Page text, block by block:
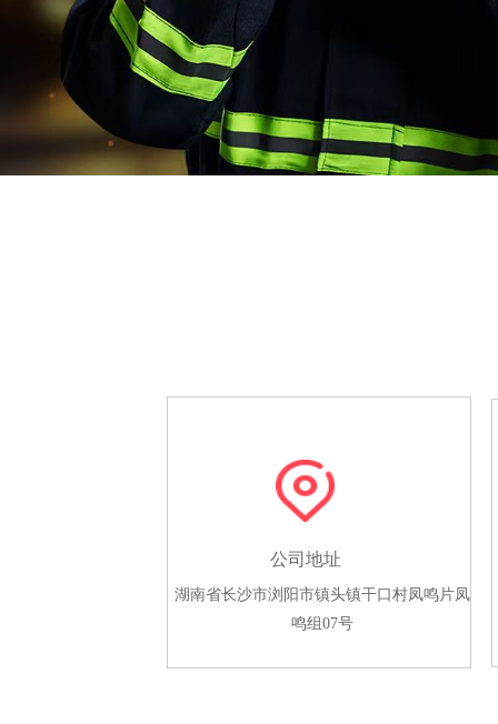
公司地址
湖南省长沙市浏阳市镇头镇干口村凤鸣片凤
鸣组07号